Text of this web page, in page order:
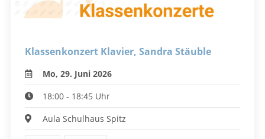
Klassenkonzert Klavier, Sandra Stäuble
Mo, 29. Juni 2026
18:00 - 18:45 Uhr
Aula Schulhaus Spitz